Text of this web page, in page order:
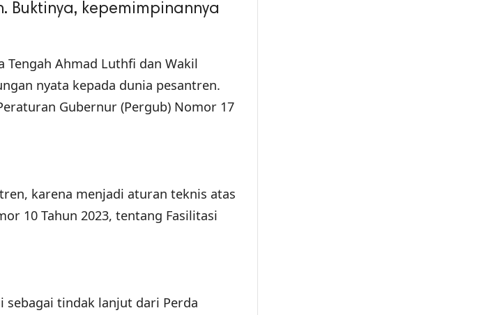
Buktinya, kepemimpinannya
Tengah Ahmad Luthfi dan Wakil
nyata kepada dunia pesantren.
Gubernur (Pergub) Nomor 17
karena menjadi aturan teknis atas
10 Tahun 2023, tentang Fasilitasi
sebagai tindak lanjut dari Perda